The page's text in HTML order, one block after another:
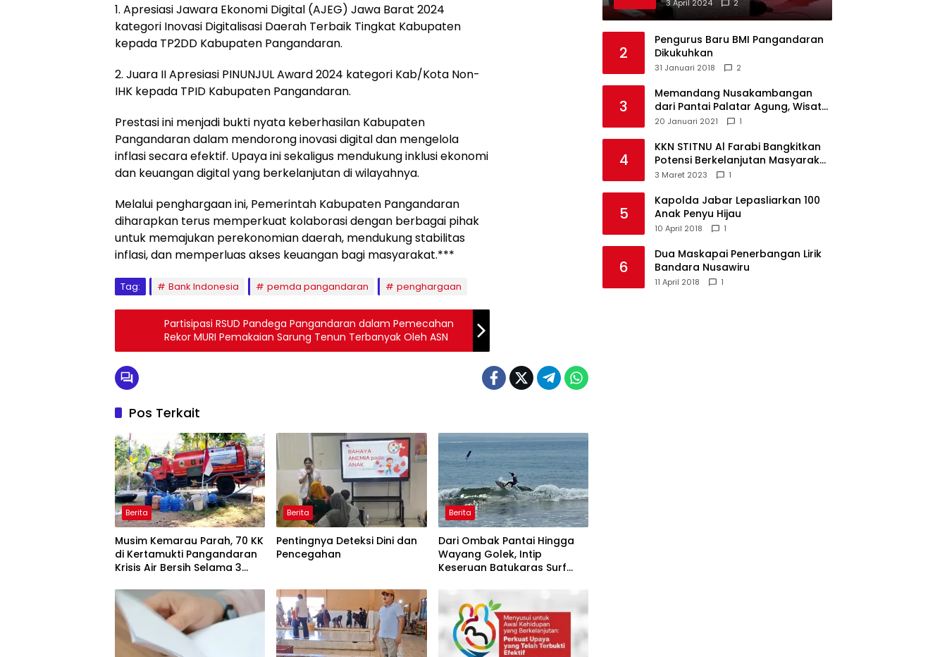
1. Apresiasi Jawara Ekonomi Digital (AJEG) Jawa Barat 2024
kategori Inovasi Digitalisasi Daerah Terbaik Tingkat Kabupaten
kepada TP2DD Kabupaten Pangandaran.
2. Juara II Apresiasi PINUNJUL Award 2024 kategori Kab/Kota Non-
IHK kepada TPID Kabupaten Pangandaran.
Prestasi ini menjadi bukti nyata keberhasilan Kabupaten
Pangandaran dalam mendorong inovasi digital dan mengelola
inflasi secara efektif. Upaya ini sekaligus mendukung inklusi ekonomi
dan keuangan digital yang berkelanjutan di wilayahnya.
Melalui penghargaan ini, Pemerintah Kabupaten Pangandaran
diharapkan terus memperkuat kolaborasi dengan berbagai pihak
untuk memajukan perekonomian daerah, mendukung stabilitas
inflasi, dan memperluas akses keuangan bagi masyarakat.***
Tag: Bank Indonesia pemda pangandaran penghargaan
Partisipasi RSUD Pandega Pangandaran dalam Pemecahan
Rekor MURI Pemakaian Sarung Tenun Terbanyak Oleh ASN
Pos Terkait
Berita
Musim Kemarau Parah, 70 KK
di Kertamukti Pangandaran
Krisis Air Bersih Selama 3
Berita
Pentingnya Deteksi Dini dan
Pencegahan
Berita
Dari Ombak Pantai Hingga
Wayang Golek, Intip
Keseruan Batukaras Surf
3 April 2024 2
2
Pengurus Baru BMI Pangandaran
Dikukuhkan
31 Januari 2018 2
3
Memandang Nusakambangan
dari Pantai Palatar Agung, Wisata
Alternatif Masa Pandemi
20 Januari 2021 1
4
KKN STITNU Al Farabi Bangkitkan
Potensi Berkelanjutan Masyarakat
Kecamatan Langkaplancar
3 Maret 2023 1
5
Kapolda Jabar Lepasliarkan 100
Anak Penyu Hijau
10 April 2018 1
6
Dua Maskapai Penerbangan Lirik
Bandara Nusawiru
11 April 2018 1